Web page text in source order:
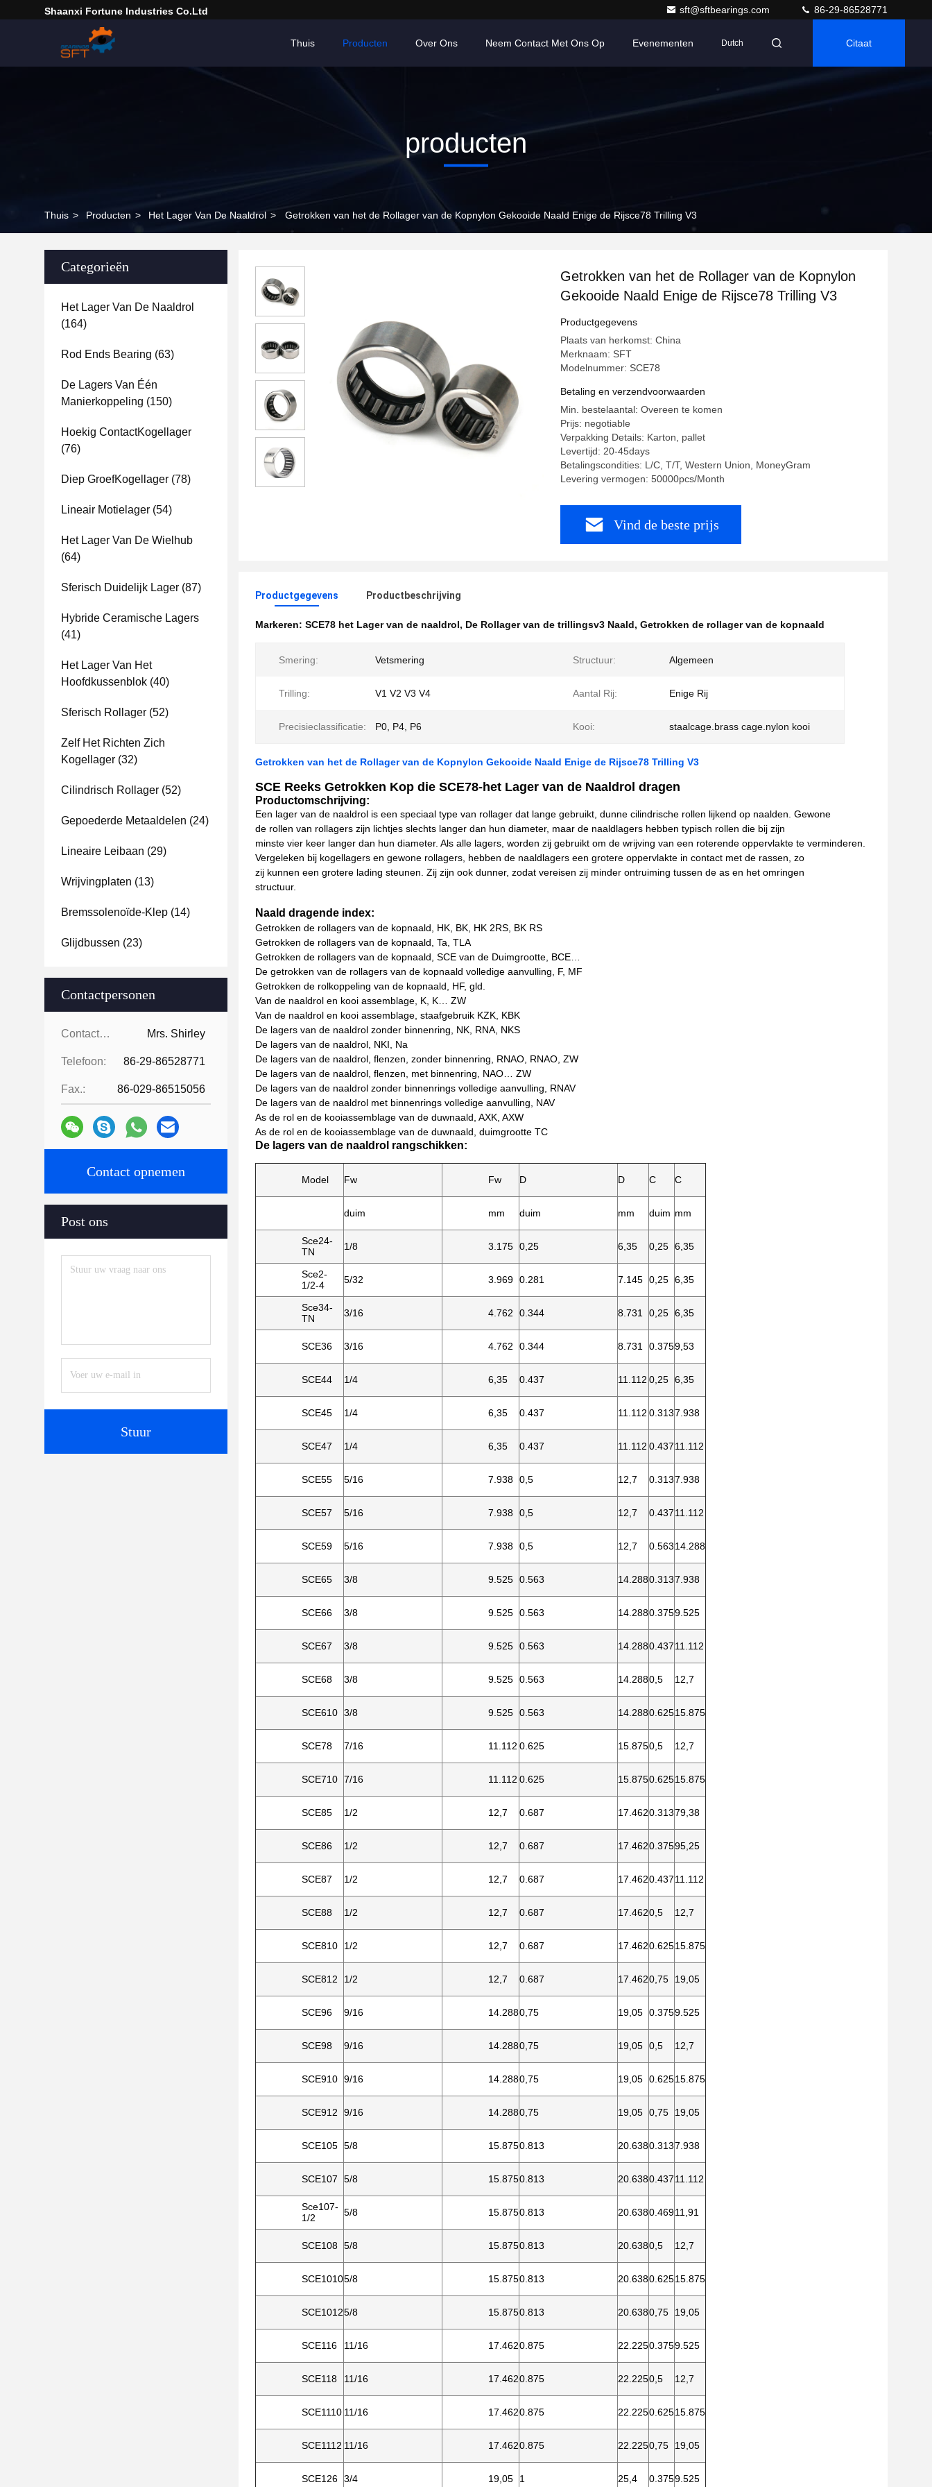
Shaanxi Fortune Industries Co.ltd sft@sftbearings.com 86-29-86528771
Thuis Producten Over Ons Neem Contact Met Ons Op Evenementen Dutch Citaat
producten
Thuis > Producten > Het Lager Van De Naaldrol > Getrokken van het de Rollager van de Kopnylon Gekooide Naald Enige de Rijsce78 Trilling V3
Categorieën
Het Lager Van De Naaldrol
(164)
Rod Ends Bearing (63)
De Lagers Van Één
Manierkoppeling (150)
Hoekig ContactKogellager
(76)
Diep GroefKogellager (78)
Lineair Motielager (54)
Het Lager Van De Wielhub
(64)
Sferisch Duidelijk Lager (87)
Hybride Ceramische Lagers
(41)
Het Lager Van Het
Hoofdkussenblok (40)
Sferisch Rollager (52)
Zelf Het Richten Zich
Kogellager (32)
Cilindrisch Rollager (52)
Gepoederde Metaaldelen (24)
Lineaire Leibaan (29)
Wrijvingplaten (13)
Bremssolenoïde-Klep (14)
Glijdbussen (23)
Contactpersonen
Contactpersonen: Mrs. Shirley
Telefoon: 86-29-86528771
Fax.: 86-029-86515056
Contact opnemen
Post ons
Stuur
Getrokken van het de Rollager van de Kopnylon
Gekooide Naald Enige de Rijsce78 Trilling V3
Productgegevens
Plaats van herkomst: China
Merknaam: SFT
Modelnummer: SCE78
Betaling en verzendvoorwaarden
Min. bestelaantal: Overeen te komen
Prijs: negotiable
Verpakking Details: Karton, pallet
Levertijd: 20-45days
Betalingscondities: L/C, T/T, Western Union, MoneyGram
Levering vermogen: 50000pcs/Month
Vind de beste prijs
Productgegevens Productbeschrijving
Markeren: SCE78 het Lager van de naaldrol, De Rollager van de trillingsv3 Naald, Getrokken de rollager van de kopnaald
Smering: Vetsmering Structuur: Algemeen
Trilling: V1 V2 V3 V4 Aantal Rij: Enige Rij
Precisieclassificatie: P0, P4, P6 Kooi: staalcage.brass cage.nylon kooi
Getrokken van het de Rollager van de Kopnylon Gekooide Naald Enige de Rijsce78 Trilling V3
SCE Reeks Getrokken Kop die SCE78-het Lager van de Naaldrol dragen
Productomschrijving:
Een lager van de naaldrol is een speciaal type van rollager dat lange gebruikt, dunne cilindrische rollen lijkend op naalden. Gewone
de rollen van rollagers zijn lichtjes slechts langer dan hun diameter, maar de naaldlagers hebben typisch rollen die bij zijn
minste vier keer langer dan hun diameter. Als alle lagers, worden zij gebruikt om de wrijving van een roterende oppervlakte te verminderen.
Vergeleken bij kogellagers en gewone rollagers, hebben de naaldlagers een grotere oppervlakte in contact met de rassen, zo
zij kunnen een grotere lading steunen. Zij zijn ook dunner, zodat vereisen zij minder ontruiming tussen de as en het omringen
structuur.
Naald dragende index:
Getrokken de rollagers van de kopnaald, HK, BK, HK 2RS, BK RS
Getrokken de rollagers van de kopnaald, Ta, TLA
Getrokken de rollagers van de kopnaald, SCE van de Duimgrootte, BCE…
De getrokken van de rollagers van de kopnaald volledige aanvulling, F, MF
Getrokken de rolkoppeling van de kopnaald, HF, gld.
Van de naaldrol en kooi assemblage, K, K… ZW
Van de naaldrol en kooi assemblage, staafgebruik KZK, KBK
De lagers van de naaldrol zonder binnenring, NK, RNA, NKS
De lagers van de naaldrol, NKI, Na
De lagers van de naaldrol, flenzen, zonder binnenring, RNAO, RNAO, ZW
De lagers van de naaldrol, flenzen, met binnenring, NAO… ZW
De lagers van de naaldrol zonder binnenrings volledige aanvulling, RNAV
De lagers van de naaldrol met binnenrings volledige aanvulling, NAV
As de rol en de kooiassemblage van de duwnaald, AXK, AXW
As de rol en de kooiassemblage van de duwnaald, duimgrootte TC
De lagers van de naaldrol rangschikken:
Model Fw Fw D D C C
duim mm duim mm duim mm
Sce24-
TN
1/8 3.175 0,25 6,35 0,25 6,35
Sce2-
1/2-4
5/32 3.969 0.281 7.145 0,25 6,35
Sce34-
TN
3/16 4.762 0.344 8.731 0,25 6,35
SCE36 3/16 4.762 0.344 8.731 0.3759,53
SCE44 1/4 6,35 0.437 11.112 0,25 6,35
SCE45 1/4 6,35 0.437 11.112 0.3137.938
SCE47 1/4 6,35 0.437 11.112 0.43711.112
SCE55 5/16 7.938 0,5 12,7 0.3137.938
SCE57 5/16 7.938 0,5 12,7 0.43711.112
SCE59 5/16 7.938 0,5 12,7 0.56314.288
SCE65 3/8 9.525 0.563 14.2880.3137.938
SCE66 3/8 9.525 0.563 14.2880.3759.525
SCE67 3/8 9.525 0.563 14.2880.43711.112
SCE68 3/8 9.525 0.563 14.2880,5 12,7
SCE610 3/8 9.525 0.563 14.2880.62515.875
SCE78 7/16 11.112 0.625 15.8750,5 12,7
SCE710 7/16 11.112 0.625 15.8750.62515.875
SCE85 1/2 12,7 0.687 17.4620.31379,38
SCE86 1/2 12,7 0.687 17.4620.37595,25
SCE87 1/2 12,7 0.687 17.4620.43711.112
SCE88 1/2 12,7 0.687 17.4620,5 12,7
SCE810 1/2 12,7 0.687 17.4620.62515.875
SCE812 1/2 12,7 0.687 17.4620,75 19,05
SCE96 9/16 14.2880,75 19,05 0.3759.525
SCE98 9/16 14.2880,75 19,05 0,5 12,7
SCE910 9/16 14.2880,75 19,05 0.62515.875
SCE912 9/16 14.2880,75 19,05 0,75 19,05
SCE105 5/8 15.8750.813 20.6380.3137.938
SCE107 5/8 15.8750.813 20.6380.43711.112
Sce107-
1/2
5/8 15.8750.813 20.6380.46911,91
SCE108 5/8 15.8750.813 20.6380,5 12,7
SCE10105/8 15.8750.813 20.6380.62515.875
SCE10125/8 15.8750.813 20.6380,75 19,05
SCE116 11/16 17.4620.875 22.2250.3759.525
SCE118 11/16 17.4620.875 22.2250,5 12,7
SCE1110 11/16 17.4620.875 22.2250.62515.875
SCE1112 11/16 17.4620.875 22.2250,75 19,05
SCE126 3/4 19,05 1 25,4 0.3759.525